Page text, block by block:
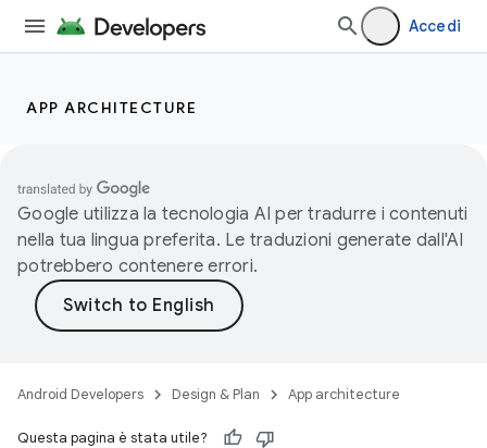
Accedi
APP ARCHITECTURE
Google utilizza la tecnologia AI per tradurre i contenuti
nella tua lingua preferita. Le traduzioni generate dall'AI
potrebbero contenere errori.
Android Developers Design & Plan App architecture
Questa pagina è stata utile?